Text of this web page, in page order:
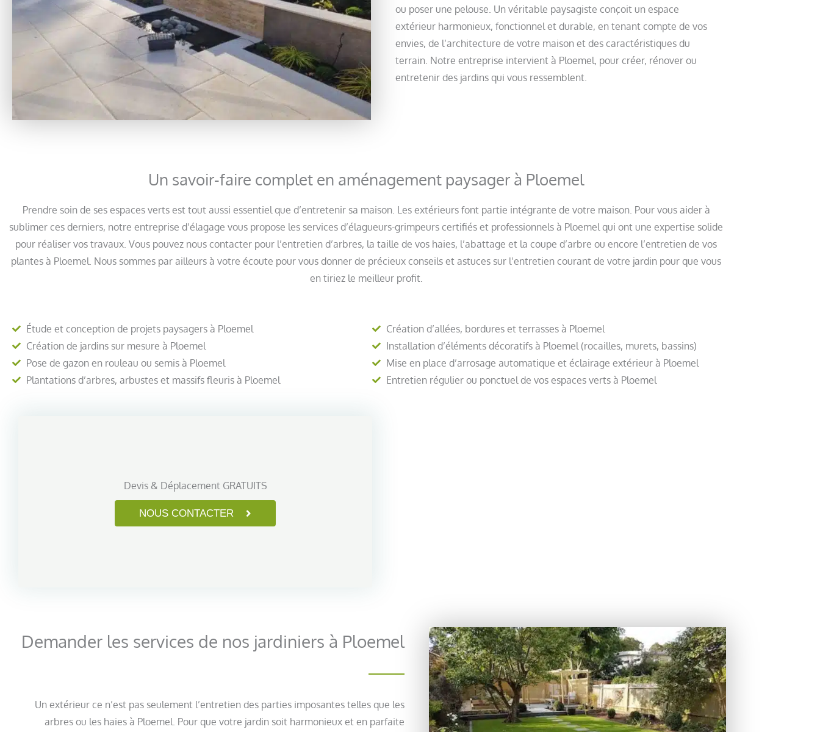
ou poser une pelouse. Un véritable paysagiste conçoit un espace
extérieur harmonieux, fonctionnel et durable, en tenant compte de vos
envies, de l’architecture de votre maison et des caractéristiques du
terrain. Notre entreprise intervient à Ploemel, pour créer, rénover ou
entretenir des jardins qui vous ressemblent.
Un savoir-faire complet en aménagement paysager à Ploemel
Prendre soin de ses espaces verts est tout aussi essentiel que d’entretenir sa maison. Les extérieurs font partie intégrante de votre maison. Pour vous aider à
sublimer ces derniers, notre entreprise d’élagage vous propose les services d’élagueurs-grimpeurs certifiés et professionnels à Ploemel qui ont une expertise solide
pour réaliser vos travaux. Vous pouvez nous contacter pour l’entretien d’arbres, la taille de vos haies, l’abattage et la coupe d’arbre ou encore l’entretien de vos
plantes à Ploemel. Nous sommes par ailleurs à votre écoute pour vous donner de précieux conseils et astuces sur l’entretien courant de votre jardin pour que vous
en tiriez le meilleur profit.
Étude et conception de projets paysagers à Ploemel
Création de jardins sur mesure à Ploemel
Pose de gazon en rouleau ou semis à Ploemel
Plantations d’arbres, arbustes et massifs fleuris à Ploemel
Création d’allées, bordures et terrasses à Ploemel
Installation d’éléments décoratifs à Ploemel (rocailles, murets, bassins)
Mise en place d’arrosage automatique et éclairage extérieur à Ploemel
Entretien régulier ou ponctuel de vos espaces verts à Ploemel
Devis & Déplacement GRATUITS
NOUS CONTACTER
Demander les services de nos jardiniers à Ploemel
Un extérieur ce n’est pas seulement l’entretien des parties imposantes telles que les
arbres ou les haies à Ploemel. Pour que votre jardin soit harmonieux et en parfaite